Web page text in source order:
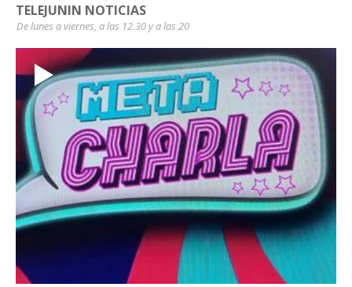
TELEJUNIN NOTICIAS
De lunes a viernes, a las 12.30 y a las 20